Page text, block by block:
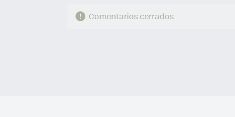
Comentarios cerrados